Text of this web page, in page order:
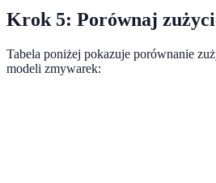
Krok 5: Porównaj
Tabela poniżej pokazuje porównanie
modeli zmywarek: